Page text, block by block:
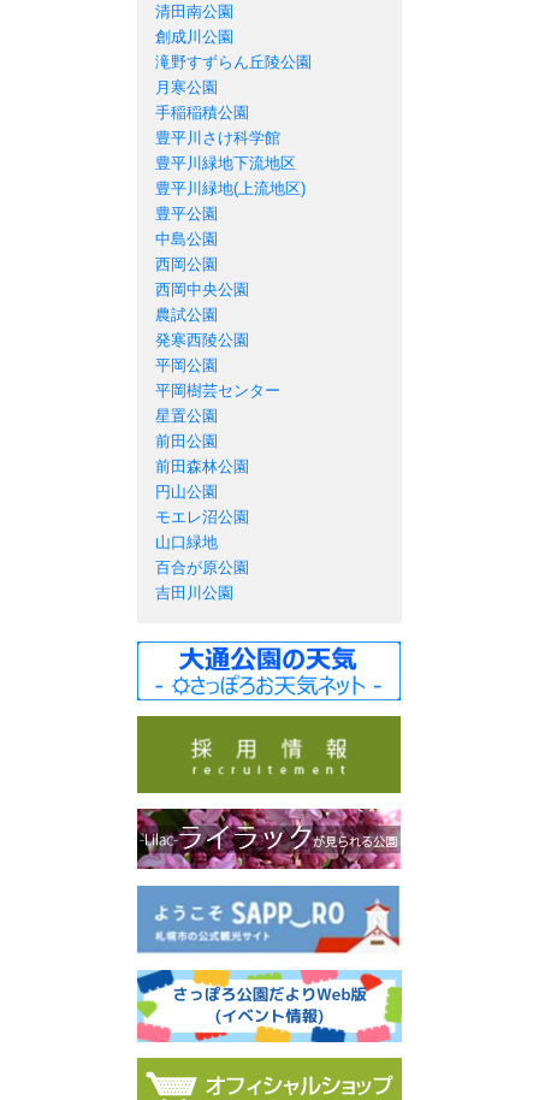
清田南公園
創成川公園
滝野すずらん丘陵公園
月寒公園
手稲稲積公園
豊平川さけ科学館
豊平川緑地下流地区
豊平川緑地(上流地区)
豊平公園
中島公園
西岡公園
西岡中央公園
農試公園
発寒西陵公園
平岡公園
平岡樹芸センター
星置公園
前田公園
前田森林公園
円山公園
モエレ沼公園
山口緑地
百合が原公園
吉田川公園